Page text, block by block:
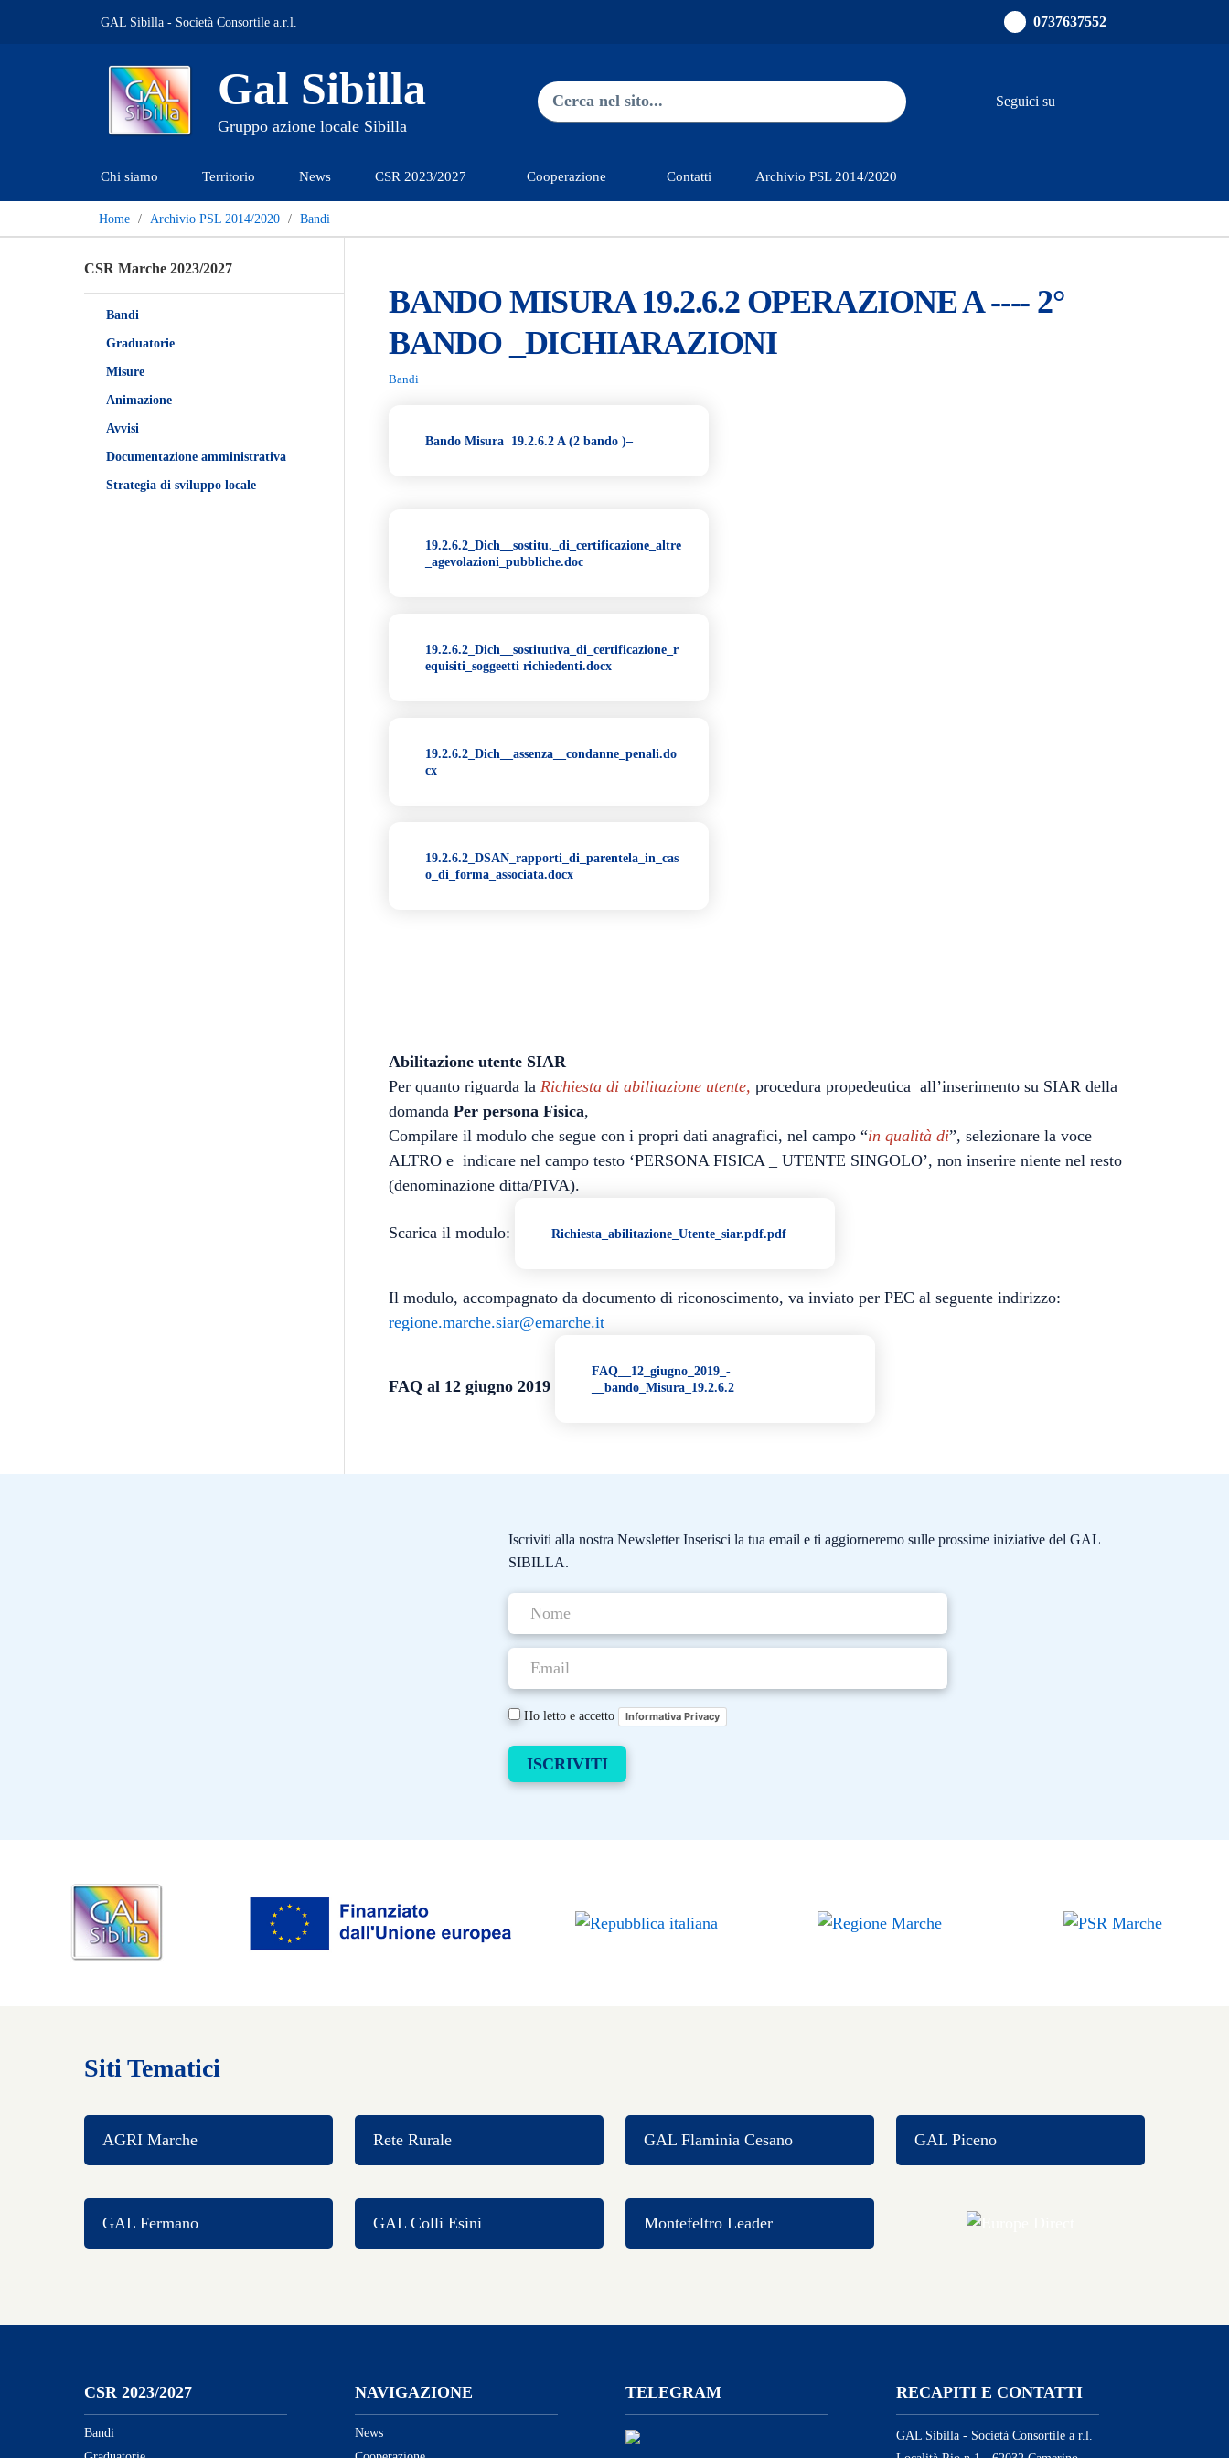
GAL Sibilla - Società Consortile a.r.l. 0737637552
Gal Sibilla
Gruppo azione locale Sibilla Ricerca nel sito
Seguici su
Chi siamo Territorio News CSR 2023/2027 Cooperazione Contatti Archivio PSL 2014/2020
Home Archivio PSL 2014/2020 Bandi
CSR Marche 2023/2027
Bandi
Graduatorie
Misure
Animazione
Avvisi
Documentazione amministrativa
Strategia di sviluppo locale
BANDO MISURA 19.2.6.2 OPERAZIONE A ---- 2°
BANDO _DICHIARAZIONI
Bandi
Bando Misura 19.2.6.2 A (2 bando )–
19.2.6.2_Dich__sostitu._di_certificazione_altre
_agevolazioni_pubbliche.doc
19.2.6.2_Dich__sostitutiva_di_certificazione_r
equisiti_soggeetti richiedenti.docx
19.2.6.2_Dich__assenza__condanne_penali.do
cx
19.2.6.2_DSAN_rapporti_di_parentela_in_cas
o_di_forma_associata.docx
Abilitazione utente SIAR
Per quanto riguarda la Richiesta di abilitazione utente, procedura propedeutica all’inserimento su SIAR della
domanda Per persona Fisica,
Compilare il modulo che segue con i propri dati anagrafici, nel campo “in qualità di”, selezionare la voce
ALTRO e indicare nel campo testo ‘PERSONA FISICA _ UTENTE SINGOLO’, non inserire niente nel resto
(denominazione ditta/PIVA).
Scarica il modulo: Richiesta_abilitazione_Utente_siar.pdf.pdf
Il modulo, accompagnato da documento di riconoscimento, va inviato per PEC al seguente indirizzo:
regione.marche.siar@emarche.it
FAQ al 12 giugno 2019
FAQ__12_giugno_2019_-
__bando_Misura_19.2.6.2
Iscriviti alla nostra Newsletter Inserisci la tua email e ti aggiorneremo sulle prossime iniziative del GAL
SIBILLA.
Ho letto e accetto Informativa Privacy
Siti Tematici
AGRI Marche Rete Rurale GAL Flaminia Cesano GAL Piceno
GAL Fermano GAL Colli Esini Montefeltro Leader
CSR 2023/2027
Bandi
NAVIGAZIONE
News
TELEGRAM RECAPITI E CONTATTI
GAL Sibilla - Società Consortile a r.l.